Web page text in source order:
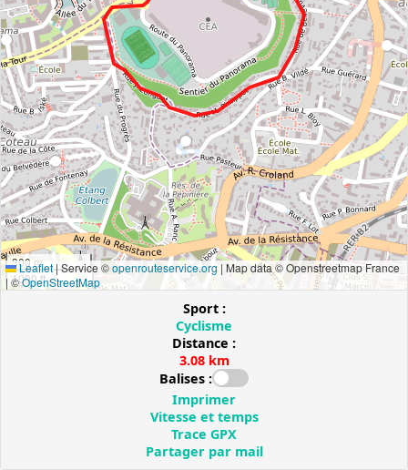
300 m
1000 ft
Leaflet|Service ©openrouteservice.org | Map data © Openstreetmap France
| ©OpenStreetMap
Sport :
Cyclisme
Distance :
3.08 km
Balises :
Imprimer
Vitesse et temps
Trace GPX
Partager par mail